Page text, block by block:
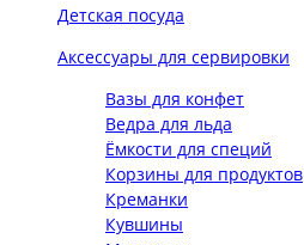
Детская посуда
Аксессуары для сервировки
Вазы для конфет
Ведра для льда
Ёмкости для специй
Корзины для продуктов
Креманки
Кувшины